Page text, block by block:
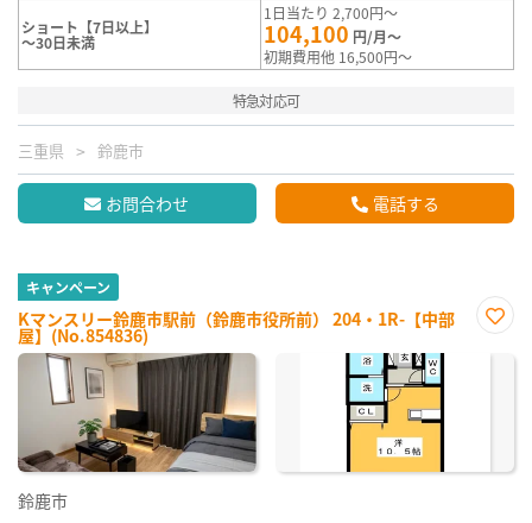
ショート【7日以上】
～30日未満
1日当たり 2,700円～
104,100 円/月～
初期費用他 16,500円～
特急対応可
三重県 鈴鹿市
お問合わせ 電話する
キャンペーン
Kマンスリー鈴鹿市駅前（鈴鹿市役所前） 204・1R-【中部
屋】(No.854836)
に入
鈴鹿市